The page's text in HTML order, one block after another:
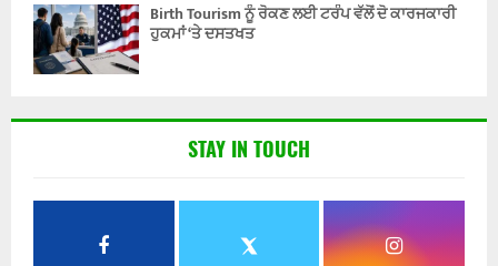
Birth Tourism ਨੂੰ ਰੋਕਣ ਲਈ ਟਰੰਪ ਵੱਲੋਂ ਦੋ ਕਾਰਜਕਾਰੀ
ਹੁਕਮਾਂ ‘ਤੇ ਦਸਤਖਤ
STAY IN TOUCH